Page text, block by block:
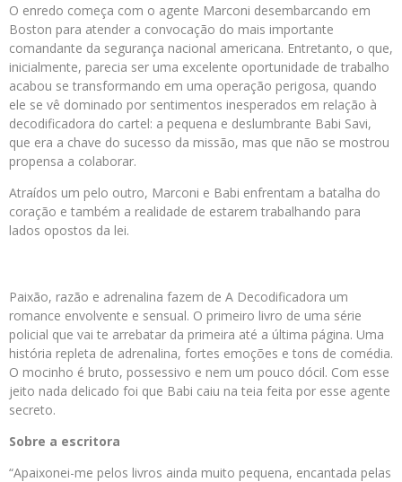
O enredo começa com o agente Marconi desembarcando em
Boston para atender a convocação do mais importante
comandante da segurança nacional americana. Entretanto, o que,
inicialmente, parecia ser uma excelente oportunidade de trabalho
acabou se transformando em uma operação perigosa, quando
ele se vê dominado por sentimentos inesperados em relação à
decodificadora do cartel: a pequena e deslumbrante Babi Savi,
que era a chave do sucesso da missão, mas que não se mostrou
propensa a colaborar.
Atraídos um pelo outro, Marconi e Babi enfrentam a batalha do
coração e também a realidade de estarem trabalhando para
lados opostos da lei.
Paixão, razão e adrenalina fazem de A Decodificadora um
romance envolvente e sensual. O primeiro livro de uma série
policial que vai te arrebatar da primeira até a última página. Uma
história repleta de adrenalina, fortes emoções e tons de comédia.
O mocinho é bruto, possessivo e nem um pouco dócil. Com esse
jeito nada delicado foi que Babi caiu na teia feita por esse agente
secreto.
Sobre a escritora
“Apaixonei-me pelos livros ainda muito pequena, encantada pelas